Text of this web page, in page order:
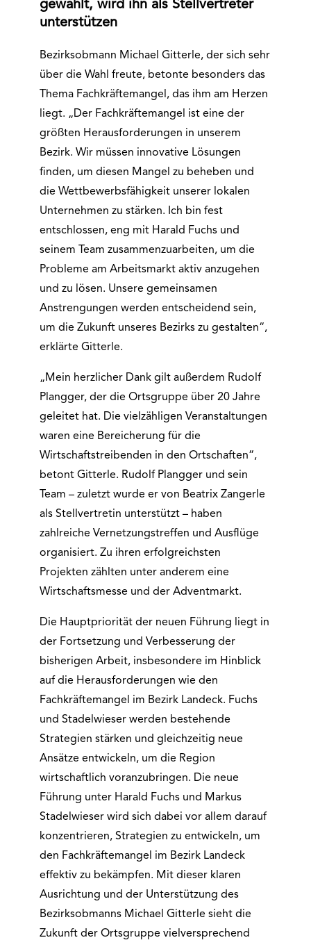
gewählt, wird ihn als Stellvertreter
unterstützen
Bezirksobmann Michael Gitterle, der sich sehr
über die Wahl freute, betonte besonders das
Thema Fachkräftemangel, das ihm am Herzen
liegt. „Der Fachkräftemangel ist eine der
größten Herausforderungen in unserem
Bezirk. Wir müssen innovative Lösungen
finden, um diesen Mangel zu beheben und
die Wettbewerbsfähigkeit unserer lokalen
Unternehmen zu stärken. Ich bin fest
entschlossen, eng mit Harald Fuchs und
seinem Team zusammenzuarbeiten, um die
Probleme am Arbeitsmarkt aktiv anzugehen
und zu lösen. Unsere gemeinsamen
Anstrengungen werden entscheidend sein,
um die Zukunft unseres Bezirks zu gestalten“,
erklärte Gitterle.
„Mein herzlicher Dank gilt außerdem Rudolf
Plangger, der die Ortsgruppe über 20 Jahre
geleitet hat. Die vielzähligen Veranstaltungen
waren eine Bereicherung für die
Wirtschaftstreibenden in den Ortschaften“,
betont Gitterle. Rudolf Plangger und sein
Team – zuletzt wurde er von Beatrix Zangerle
als Stellvertretin unterstützt – haben
zahlreiche Vernetzungstreffen und Ausflüge
organisiert. Zu ihren erfolgreichsten
Projekten zählten unter anderem eine
Wirtschaftsmesse und der Adventmarkt.
Die Hauptpriorität der neuen Führung liegt in
der Fortsetzung und Verbesserung der
bisherigen Arbeit, insbesondere im Hinblick
auf die Herausforderungen wie den
Fachkräftemangel im Bezirk Landeck. Fuchs
und Stadelwieser werden bestehende
Strategien stärken und gleichzeitig neue
Ansätze entwickeln, um die Region
wirtschaftlich voranzubringen. Die neue
Führung unter Harald Fuchs und Markus
Stadelwieser wird sich dabei vor allem darauf
konzentrieren, Strategien zu entwickeln, um
den Fachkräftemangel im Bezirk Landeck
effektiv zu bekämpfen. Mit dieser klaren
Ausrichtung und der Unterstützung des
Bezirksobmanns Michael Gitterle sieht die
Zukunft der Ortsgruppe vielversprechend